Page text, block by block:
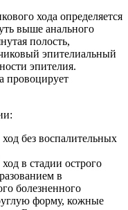
хода определяется
выше анального
полость,
эпителиальный
эпителия.
провоцирует
без воспалительных
в стадии острого
в
болезненного
форму, кожные